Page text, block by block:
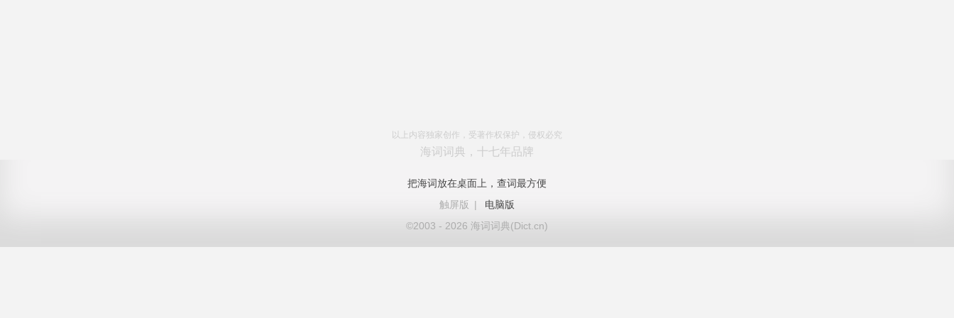
以上内容独家创作，受著作权保护，侵权必究
海词词典，十七年品牌
把海词放在桌面上，查词最方便
触屏版
|
电脑版
©2003 - 2026 海词词典(Dict.cn)